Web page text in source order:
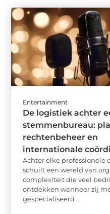
Entertainment
De logistiek achter
stemmenbureau:
rechtenbeheer en
internationale
Achter elke professionele
schuilt een wereld van
complexiteit die veel
ontdekken wanneer zij
gespecialiseerd ...